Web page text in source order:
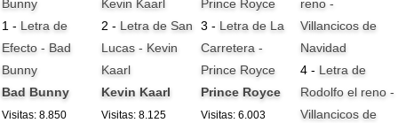
1 - Letra de
Efecto - Bad
Bunny
Bad Bunny
Visitas: 8.850
2 - Letra de San
Lucas - Kevin
Kaarl
Kevin Kaarl
Visitas: 8.125
3 - Letra de La
Carretera -
Prince Royce
Prince Royce
Visitas: 6.003
4 - Letra de
Rodolfo el reno -
Villancicos de